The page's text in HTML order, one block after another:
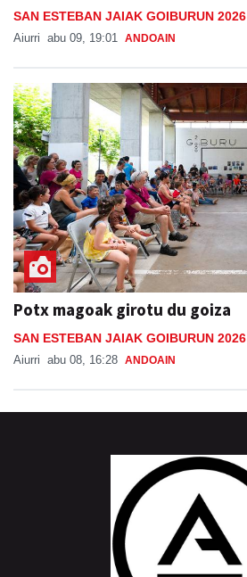
SAN ESTEBAN JAIAK GOIBURUN 2026
Aiurri abu 09, 19:01 ANDOAIN
Potx magoak girotu du goiza
SAN ESTEBAN JAIAK GOIBURUN 2026
Aiurri abu 08, 16:28 ANDOAIN